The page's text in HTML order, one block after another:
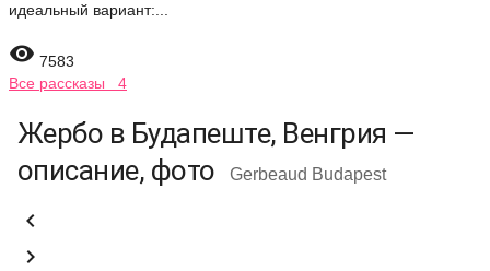
идеальный вариант:...
 7583
Все рассказы 4
Жербо в Будапеште, Венгрия —
описание, фото
Gerbeaud Budapest

